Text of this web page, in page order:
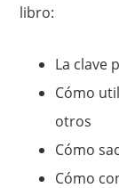
libro:
La clave
Cómo
otros
Cómo
Cómo